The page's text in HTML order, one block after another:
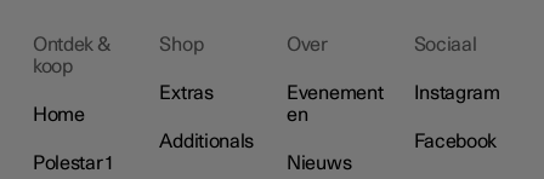
Ontdek &
koop
Home
Polestar 1
Shop
Extras
Additionals
Over
Evenement
en
Nieuws
Sociaal
Instagram
Facebook